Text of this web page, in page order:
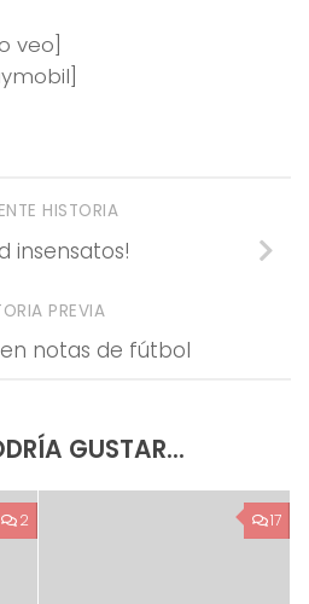
veo]
HISTORIA
insensatos!
PREVIA
notas de fútbol
GUSTAR...
2 17